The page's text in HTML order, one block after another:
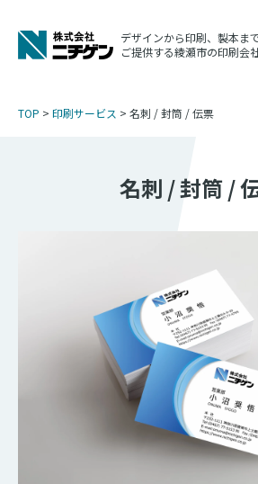
デザインから印刷、製本ま
ご提供する綾瀬市の印刷会
TOP > 印刷サービス > 名刺 / 封筒 / 伝票
名刺 / 封筒 /